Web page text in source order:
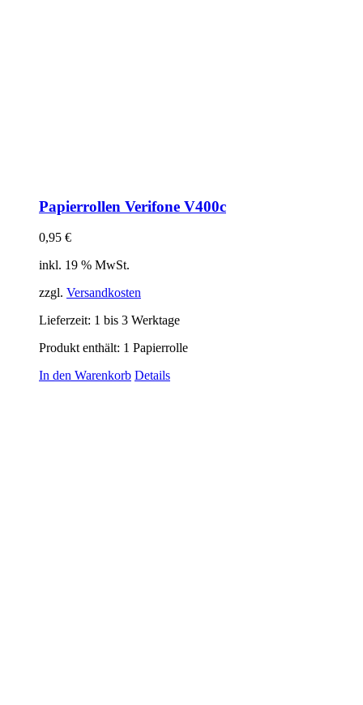
Papierrollen Verifone V400c
0,95 €
inkl. 19 % MwSt.
zzgl. Versandkosten
Lieferzeit: 1 bis 3 Werktage
Produkt enthält: 1 Papierrolle
In den Warenkorb Details